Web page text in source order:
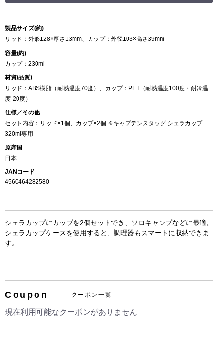
製品サイズ(約)
リッド：外形128×厚さ13mm、カップ：外径103×高さ39mm
容量(約)
カップ：230ml
材質(品質)
リッド：ABS樹脂（耐熱温度70度）、カップ：PET（耐熱温度100度・耐冷温
度-20度）
仕様／その他
セット内容：リッド×1個、カップ×2個 ※キャプテンスタッグ シェラカップ
320ml専用
原産国
日本
JANコード
4560464282580
シェラカップにカップを2個セットでき、ソロキャンプなどに最適。
シェラカップケースを使用すると、調理器もスマートに収納できま
す。
Coupon クーポン一覧
現在利用可能なクーポンがありません